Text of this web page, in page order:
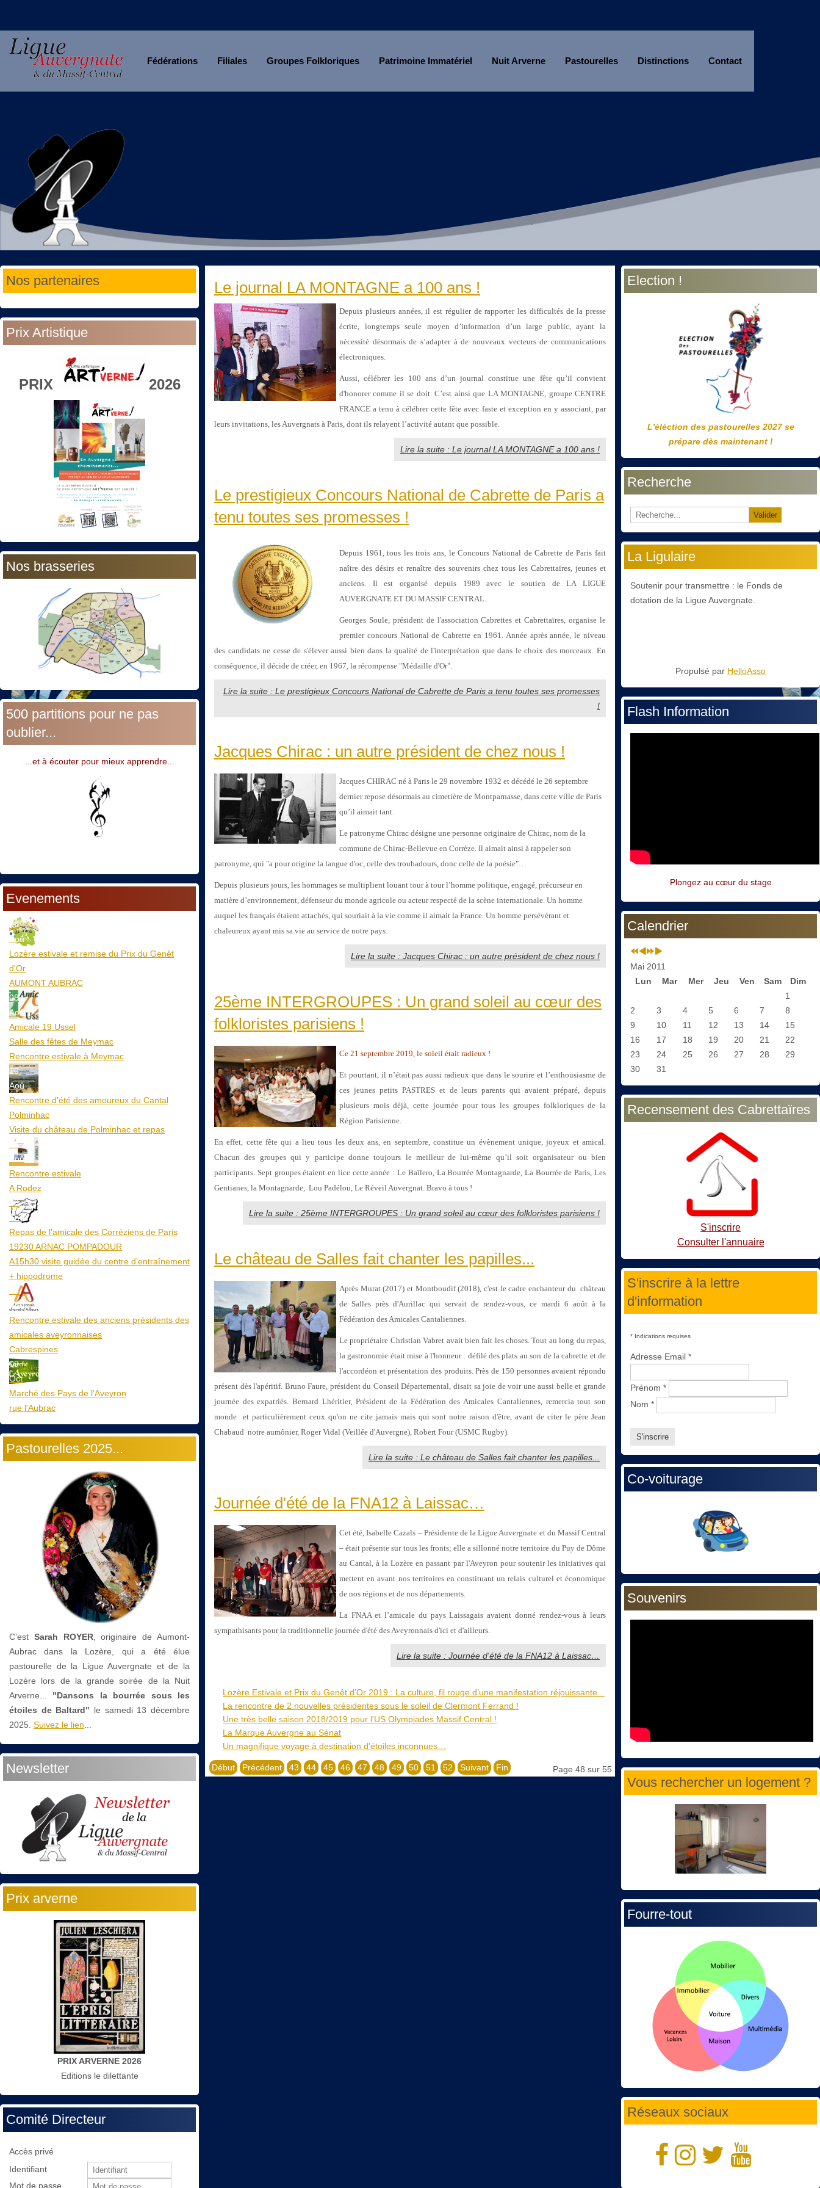
Fédérations Filiales Groupes Folkloriques Patrimoine Immatériel Nuit Arverne Pastourelles Distinctions Contact
Nos partenaires
Prix Artistique
PRIX 2026
Nos brasseries
500 partitions pour ne pas
oublier...
...et à écouter pour mieux apprendre...
Evenements
06
Aoû
Lozère estivale et remise du Prix du Genêt
d'Or
AUMONT AUBRAC
08
Aoû
Amicale 19 Ussel
Salle des fêtes de Meymac
Rencontre estivale à Meymac
10
Aoû
Rencontre d'été des amoureux du Cantal
Polminhac
Visite du château de Polminhac et repas
12
Aoû
Rencontre estivale
A Rodez
23
Aoû
Repas de l'amicale des Corréziens de Paris
19230 ARNAC POMPADOUR
A15h30 visite guidée du centre d’entraînement
+ hippodrome
25
Aoû
Rencontre estivale des anciens présidents des
amicales aveyronnaises
Cabrespines
09
Oct
Marché des Pays de l’Aveyron
rue l'Aubrac
Pastourelles 2025...
C’est Sarah ROYER, originaire de Aumont-
Aubrac dans la Lozère, qui a été élue
pastourelle de la Ligue Auvergnate et de la
Lozère lors de la grande soirée de la Nuit
Arverne...
"Dansons la bourrée sous les
étoiles de Baltard" le samedi 13 décembre
2025. Suivez le lien
Newsletter
Prix arverne
PRIX ARVERNE 2026
Editions le dilettante
Comité Directeur
Accès privé
Identifiant
Mot de passe
Le journal LA MONTAGNE a 100 ans !
Depuis plusieurs années, il est régulier de rapporter les difficultés de la presse
écrite, longtemps seule moyen d’information d’un large public, ayant la
nécessité désormais de s’adapter à de nouveaux vecteurs de communications
électroniques.
Aussi, célébrer les 100 ans d’un journal constitue une fête qu’il convient
d'honorer comme il se doit. C’est ainsi que LA MONTAGNE, groupe CENTRE
FRANCE a tenu à célébrer cette fête avec faste et exception en y associant, par
leurs invitations, les Auvergnats à Paris, dont ils relayent l’activité autant que possible.
Lire la suite : Le journal LA MONTAGNE a 100 ans !
Le prestigieux Concours National de Cabrette de Paris a
tenu toutes ses promesses !
Depuis 1961, tous les trois ans, le Concours National de Cabrette de Paris fait
naître des désirs et renaître des souvenirs chez tous les Cabrettaïres, jeunes et
anciens. Il est organisé depuis 1989 avec le soutien de LA LIGUE
AUVERGNATE ET DU MASSIF CENTRAL.
Georges Soule, président de l'association Cabrettes et Cabrettaïres, organise le
premier concours National de Cabrette en 1961. Année après année, le niveau
des candidats ne cesse de s'élever aussi bien dans la qualité de l'interprétation que dans le choix des morceaux. En
conséquence, il décide de créer, en 1967, la récompense "Médaille d'Or".
Lire la suite : Le prestigieux Concours National de Cabrette de Paris a tenu toutes ses promesses
!
Jacques Chirac : un autre président de chez nous !
Jacques CHIRAC né à Paris le 29 novembre 1932 et décédé le 26 septembre
dernier repose désormais au cimetière de Montparnasse, dans cette ville de Paris
qu’il aimait tant.
Le patronyme Chirac désigne une personne originaire de Chirac, nom de la
commune de Chirac-Bellevue en Corrèze. Il aimait ainsi à rappeler son
patronyme, qui "a pour origine la langue d'oc, celle des troubadours, donc celle de la poésie"…
Depuis plusieurs jours, les hommages se multiplient louant tour à tour l’homme politique, engagé, précurseur en
matière d’environnement, défenseur du monde agricole ou acteur respecté de la scène internationale. Un homme
auquel les français étaient attachés, qui souriait à la vie comme il aimait la France. Un homme persévérant et
chaleureux ayant mis sa vie au service de notre pays.
Lire la suite : Jacques Chirac : un autre président de chez nous !
25ème INTERGROUPES : Un grand soleil au cœur des
folkloristes parisiens !
Ce 21 septembre 2019, le soleil était radieux !
Et pourtant, il n’était pas aussi radieux que dans le sourire et l’enthousiasme de
ces jeunes petits PASTRES et de leurs parents qui avaient préparé, depuis
plusieurs mois déjà, cette journée pour tous les groupes folkloriques de la
Région Parisienne.
En effet, cette fête qui a lieu tous les deux ans, en septembre, constitue un évènement unique, joyeux et amical.
Chacun des groupes qui y participe donne toujours le meilleur de lui-même qu’il soit organisateur ou bien
participants. Sept groupes étaient en lice cette année : Le Baïlero, La Bourrée Montagnarde, La Bourrée de Paris, Les
Gentianes, la Montagnarde, Lou Padélou, Le Réveil Auvergnat. Bravo à tous !
Lire la suite : 25ème INTERGROUPES : Un grand soleil au cœur des folkloristes parisiens !
Le château de Salles fait chanter les papilles...
Après Murat (2017) et Montboudif (2018), c'est le cadre enchanteur du château
de Salles près d'Aurillac qui servait de rendez-vous, ce mardi 6 août à la
Fédération des Amicales Cantaliennes.
Le propriétaire Christian Vabret avait bien fait les choses. Tout au long du repas,
la gastronomie était mise à l'honneur : défilé des plats au son de la cabrette et de
l'accordéon et présentation des produits. Près de 150 personnes avaient répondu
présent dès l'apéritif. Bruno Faure, président du Conseil Départemental, disait sa joie de voir une aussi belle et grande
journée des expatriés. Bernard Lhéritier, Président de la Fédération des Amicales Cantaliennes, remercia tout son
monde et particulièrement ceux qu'on ne cite jamais mais qui sont notre raison d'être, avant de citer le père Jean
Chabaud notre aumônier, Roger Vidal (Veillée d'Auvergne), Robert Four (USMC Rugby).
Lire la suite : Le château de Salles fait chanter les papilles...
Journée d'été de la FNA12 à Laissac…
Cet été, Isabelle Cazals – Présidente de la Ligue Auvergnate et du Massif Central
– était présente sur tous les fronts; elle a sillonné notre territoire du Puy de Dôme
au Cantal, à la Lozère en passant par l'Aveyron pour soutenir les initiatives qui
mettent en avant nos territoires en constituant un relais culturel et économique
de nos régions et de nos départements.
La FNAA et l’amicale du pays Laissagais avaient donné rendez-vous à leurs
sympathisants pour la traditionnelle journée d'été des Aveyronnais d'ici et d'ailleurs.
Lire la suite : Journée d'été de la FNA12 à Laissac…
Lozère Estivale et Prix du Genêt d’Or 2019 : La culture, fil rouge d’une manifestation réjouissante...
La rencontre de 2 nouvelles présidentes sous le soleil de Clermont Ferrand !
Une très belle saison 2018/2019 pour l'US Olympiades Massif Central !
La Marque Auvergne au Sénat
Un magnifique voyage à destination d'étoiles inconnues…
Page 48 sur 55
Début Précédent 43 44 45 46 47 48 49 50 51 52 Suivant Fin
Election !
L'éléction des pastourelles 2027 se
prépare dès maintenant !
Recherche
Valider
La Ligulaire
Soutenir pour transmettre : le Fonds de
dotation de la Ligue Auvergnate.
Propulsé par HelloAsso
Flash Information
Plongez au cœur du stage
Calendrier
Année
précédente
Mois
précédent
Année
suivante
Mois
suivant
Mai 2011
Lun
Mar Mer Jeu Ven Sam
Dim
1
2
3 4 5 6 7
8
9
10 11 12 13 14
15
16
17 18 19 20 21
22
23
24 25 26 27 28
29
30
31
Recensement des Cabrettaïres
S'inscrire
Consulter l'annuaire
S'inscrire à la lettre
d'information
* Indications requises
Adresse Email *
Prénom *
Nom *
Co-voiturage
Souvenirs
Vous rechercher un logement ?
Fourre-tout
Réseaux sociaux